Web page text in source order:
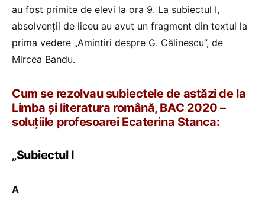
au fost primite de elevi la ora 9. La subiectul I,
absolvenții de liceu au avut un fragment din textul la
prima vedere „Amintiri despre G. Călinescu”, de
Mircea Bandu.
Cum se rezolvau subiectele de astăzi de la
Limba și literatura română, BAC 2020 –
soluțiile profesoarei Ecaterina Stanca:
„Subiectul I
A